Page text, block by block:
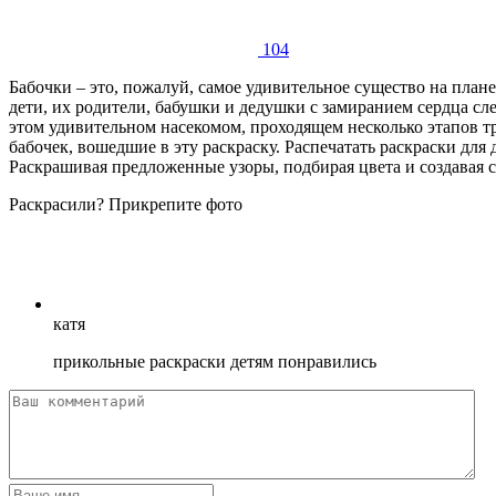
104
Бабочки – это, пожалуй, самое удивительное существо на
дети, их родители, бабушки и дедушки с замиранием сердца
этом удивительном насекомом, проходящем несколько
бабочек, вошедшие в эту раскраску. Распечатать раскраски
Раскрашивая предложенные узоры, подбирая цвета и
Раскрасили? Прикрепите фото
катя
прикольные раскраски детям понравились